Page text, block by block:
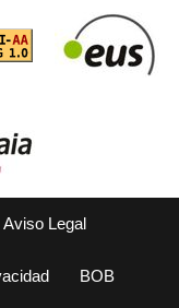
Aviso Legal
BOB